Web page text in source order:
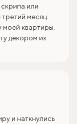
или
месяц.
моей квартиры.
декором из
и наткнулись